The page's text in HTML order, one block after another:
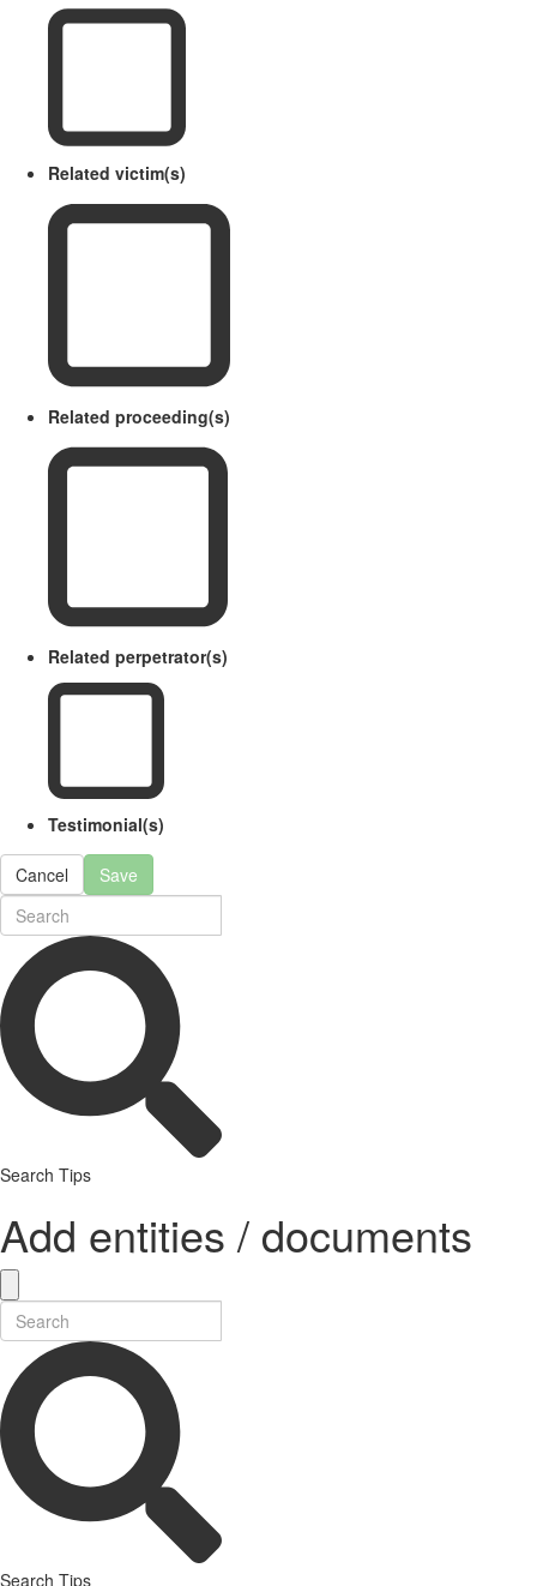
Related victim(s)
Related proceeding(s)
Related perpetrator(s)
Testimonial(s)
Cancel Save
Search Tips
Add entities / documents
Search Tips